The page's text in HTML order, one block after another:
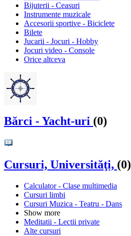
Bijuterii - Ceasuri
Instrumente muzicale
Accesorii sportive - Biciclete
Bilete
Jucarii - Jocuri - Hobby
Jocuri video - Console
Orice altceva
Bărci - Yacht-uri (0)
Cursuri, Universităţi, (0)
Calculator - Clase multimedia
Cursuri limbi
Cursuri Muzica - Teatru - Dans
Show more
Meditatii - Lectii private
Alte cursuri